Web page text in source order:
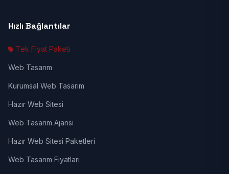
Hızlı Bağlantılar
Tek Fiyat Paketi
Web Tasarım
Kurumsal Web Tasarım
Hazır Web Sitesi
Web Tasarım Ajansı
Hazır Web Sitesi Paketleri
Web Tasarım Fiyatları